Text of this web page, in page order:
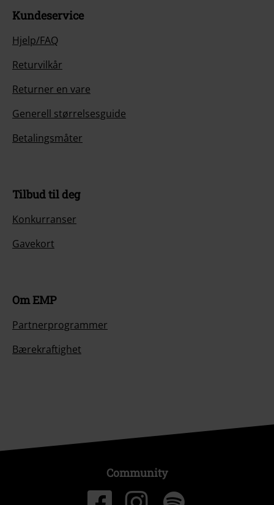
Kundeservice
Hjelp/FAQ
Returvilkår
Returner en vare
Generell størrelsesguide
Betalingsmåter
Tilbud til deg
Konkurranser
Gavekort
Om EMP
Partnerprogrammer
Bærekraftighet
Community